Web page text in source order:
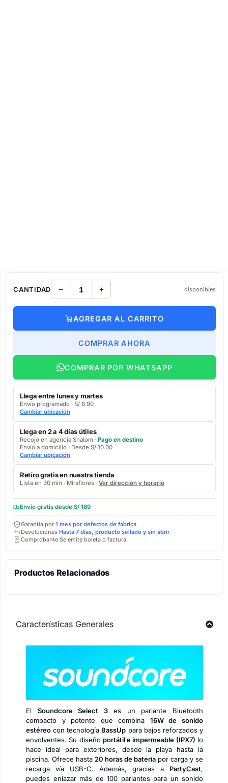
CANTIDAD disponibles
AGREGAR AL CARRITO
COMPRAR AHORA
COMPRAR POR WHATSAPP
Llega entre lunes y martes
Envío programado · S/ 8.90
Cambiar ubicación
Llega en 2 a 4 días útiles
Recojo en agencia Shalom · Pago en destino
Envío a domicilio · Desde S/ 10.00
Cambiar ubicación
Retíro gratis en nuestra tienda
Lista en 30 min · Miraflores · Ver dirección y horario
Envío gratis desde S/ 189
Garantía por 1 mes por defectos de fábrica
Devoluciones Hasta 7 días, producto sellado y sin abrir
Comprobante Se emite boleta o factura
Productos Relacionados
Características Generales
El Soundcore Select 3es un parlante Bluetooth
compacto y potente que combina 16W de sonido
estéreo con tecnología BassUp para bajos reforzados y
envolventes. Su diseño portátil e impermeable (IPX7) lo
hace ideal para exteriores, desde la playa hasta la
piscina. Ofrece hasta 20 horas de batería por carga y se
recarga vía USB-C. Además, gracias a PartyCast,
puedes enlazar más de 100 parlantes para un sonido